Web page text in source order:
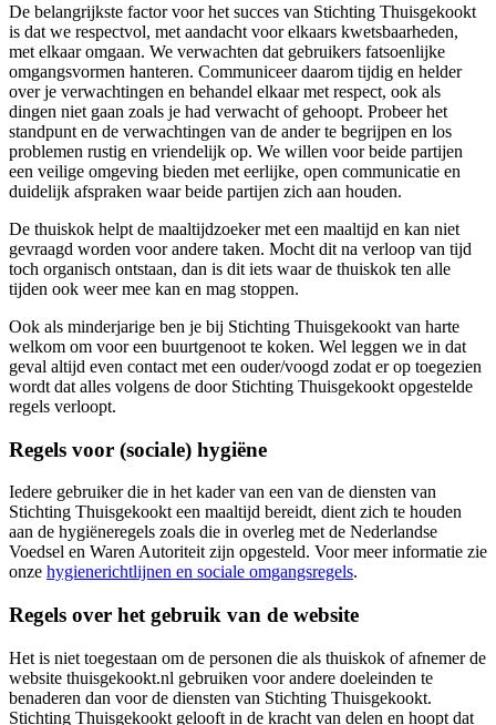
De belangrijkste factor voor het succes van Stichting Thuisgekookt
is dat we respectvol, met aandacht voor elkaars kwetsbaarheden,
met elkaar omgaan. We verwachten dat gebruikers fatsoenlijke
omgangsvormen hanteren. Communiceer daarom tijdig en helder
over je verwachtingen en behandel elkaar met respect, ook als
dingen niet gaan zoals je had verwacht of gehoopt. Probeer het
standpunt en de verwachtingen van de ander te begrijpen en los
problemen rustig en vriendelijk op. We willen voor beide partijen
een veilige omgeving bieden met eerlijke, open communicatie en
duidelijk afspraken waar beide partijen zich aan houden.
De thuiskok helpt de maaltijdzoeker met een maaltijd en kan niet
gevraagd worden voor andere taken. Mocht dit na verloop van tijd
toch organisch ontstaan, dan is dit iets waar de thuiskok ten alle
tijden ook weer mee kan en mag stoppen.
Ook als minderjarige ben je bij Stichting Thuisgekookt van harte
welkom om voor een buurtgenoot te koken. Wel leggen we in dat
geval altijd even contact met een ouder/voogd zodat er op toegezien
wordt dat alles volgens de door Stichting Thuisgekookt opgestelde
regels verloopt.
Regels voor (sociale) hygiëne
Iedere gebruiker die in het kader van een van de diensten van
Stichting Thuisgekookt een maaltijd bereidt, dient zich te houden
aan de hygiëneregels zoals die in overleg met de Nederlandse
Voedsel en Waren Autoriteit zijn opgesteld. Voor meer informatie zie
onze hygienerichtlijnen en sociale omgangsregels.
Regels over het gebruik van de website
Het is niet toegestaan om de personen die als thuiskok of afnemer de
website thuisgekookt.nl gebruiken voor andere doeleinden te
benaderen dan voor de diensten van Stichting Thuisgekookt.
Stichting Thuisgekookt gelooft in de kracht van delen en hoopt dat